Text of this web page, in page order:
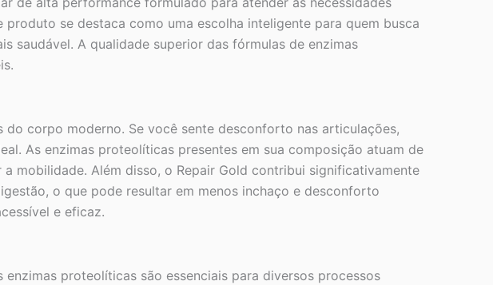
se destaca como uma escolha inteligente para quem busca
saudável. A qualidade superior das fórmulas de enzimas
corpo moderno. Se você sente desconforto nas articulações,
As enzimas proteolíticas presentes em sua composição atuam de
mobilidade. Além disso, o Repair Gold contribui significativamente
o que pode resultar em menos inchaço e desconforto
e eficaz.
enzimas proteolíticas são essenciais para diversos processos